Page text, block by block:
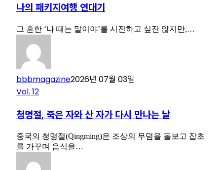
나의 패키지여행 연대기
그 흔한 ‘나 때는 말이야’를 시전하고 싶진 않지만,…
bbbmagazine2026년 07월 03일
Vol. 12
청명절, 죽은 자와 산 자가 다시 만나는 날
중국의 청명절(Qingming)은 조상의 무덤을 돌보고 잡초
를 가꾸며 음식을…